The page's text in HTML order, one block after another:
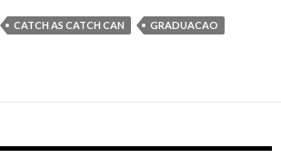
CATCH AS CATCH CAN
GRADUACAO